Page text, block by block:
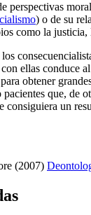
perspectivas
) o de su
como la justicia,
ellas conduce
obtener
que, de
consiguiera un
(2007)